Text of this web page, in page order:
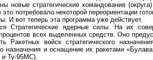
стратегические командования
потребовало некоторой переориентации
И вот теперь эта программа уже действует.
ядерные силы. На их
всех выделенных средств. Оно
войск стратегического
назначения и оснащение их ракетами
и Ту-95МС).